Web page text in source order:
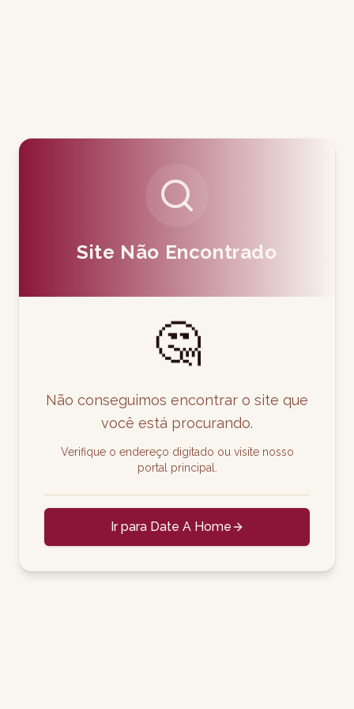
Site Não Encontrado
🤔
Não conseguimos encontrar o site que
você está procurando.
Verifique o endereço digitado ou visite nosso
portal principal.
Ir para Date A Home